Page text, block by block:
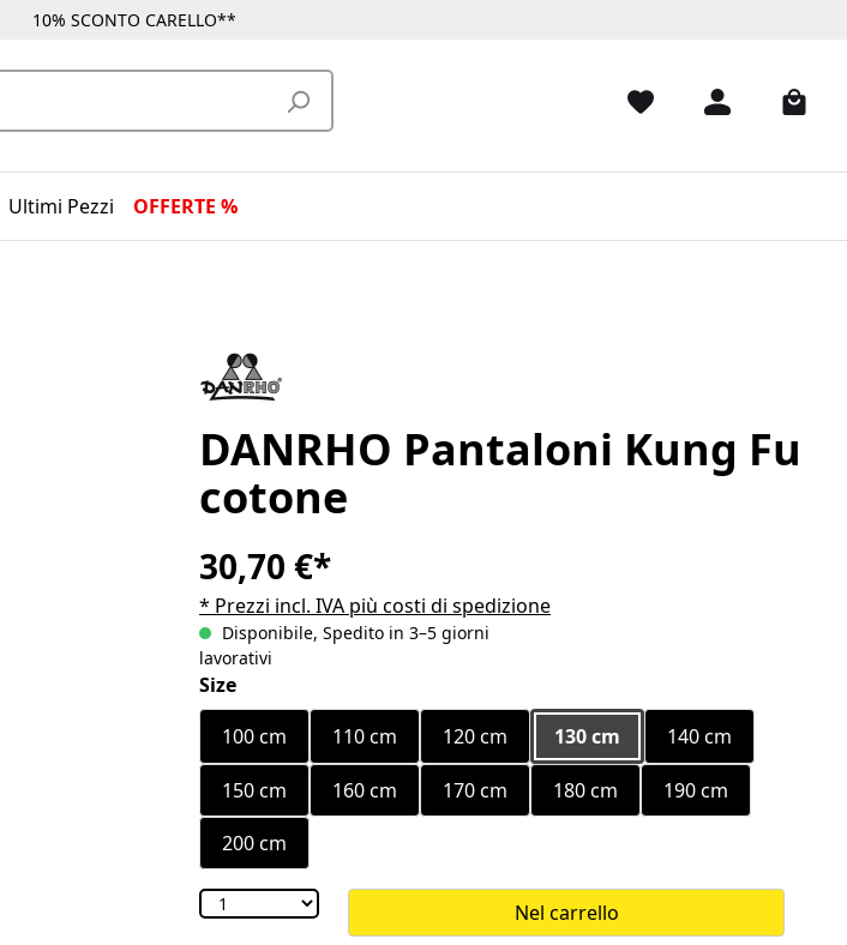
10% SCONTO CARELLO**
Ultimi Pezzi OFFERTE %
DANRHO Pantaloni Kung Fu
cotone
30,70 €*
* Prezzi incl. IVA più costi di spedizione
Disponibile, Spedito in 3–5 giorni
lavorativi
Seleziona
Size
100 cm
110 cm 120 cm 130 cm 140 cm
150 cm 160 cm 170 cm 180 cm
190 cm
200 cm
Nel carrello